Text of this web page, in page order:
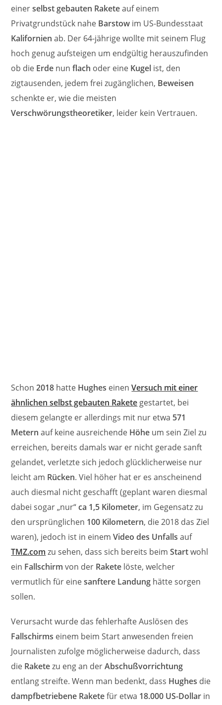
einerselbst gebauten Raketeauf einem
Privatgrundstück nahe Barstow im US-Bundesstaat
Kalifornienab. Der 64-jährige wollte mit seinem Flug
hoch genug aufsteigen um endgültig herauszufinden
ob die Erde nunflach oder eine Kugel ist, den
zigtausenden, jedem frei zugänglichen, Beweisen
schenkte er, wie die meisten
Verschwörungstheoretiker, leider kein Vertrauen.
Schon2018 hatte Hughes einenVersuch mit einer
ähnlichen selbst gebauten Rakete gestartet, bei
diesem gelangte er allerdings mit nur etwa 571
Metern auf keine ausreichende Höhe um sein Ziel zu
erreichen, bereits damals war er nicht gerade sanft
gelandet, verletzte sich jedoch glücklicherweise nur
leicht am Rücken. Viel höher hat er es anscheinend
auch diesmal nicht geschafft (geplant waren diesmal
dabei sogar „nur“ca 1,5 Kilometer, im Gegensatz zu
den ursprünglichen 100 Kilometern, die 2018 das Ziel
waren), jedoch ist in einemVideo des Unfalls auf
TMZ.com zu sehen, dass sich bereits beimStartwohl
ein Fallschirm von der Rakete löste, welcher
vermutlich für einesanftere Landung hätte sorgen
sollen.
Verursacht wurde das fehlerhafte Auslösen des
Fallschirms einem beim Start anwesenden freien
Journalisten zufolge möglicherweise dadurch, dass
die Raketezu eng an derAbschußvorrichtung
entlang streifte. Wenn man bedenkt, dass Hughes die
dampfbetriebene Raketefür etwa 18.000 US-Dollar in